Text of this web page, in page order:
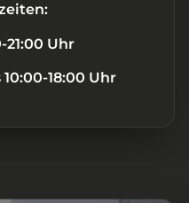
21:00 Uhr
10:00-18:00 Uhr